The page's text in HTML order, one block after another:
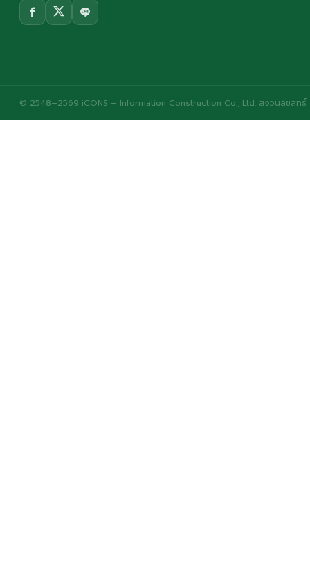
© 2548–2569 iCONS – Information Construction Co., Ltd. สงวนลิขสิทธิ์